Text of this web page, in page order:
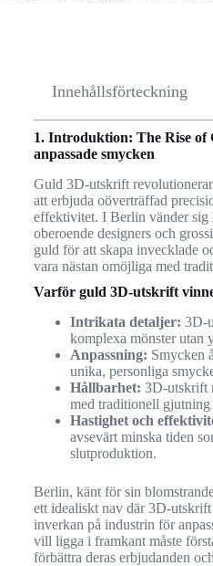
Innehållsförteckning
1. Introduktion: The Rise of
anpassade smycken
Guld 3D-utskrift
att erbjuda oöverträffad
effektivitet. I Berlin vänder sig
oberoende designers och
guld för att skapa invecklade
vara nästan omöjliga med
Varför guld 3D-utskrift
Intrikata detaljer: 3D-
komplexa mönster utan
Anpassning: Smycken
unika, personliga
Hållbarhet: 3D-utskrift
med traditionell
Hastighet och
avsevärt minska tiden
slutproduktion.
Berlin, känt för sin
ett idealiskt nav där 3D-
inverkan på industrin för
vill ligga i framkant måste
förbättra deras erbjudanden